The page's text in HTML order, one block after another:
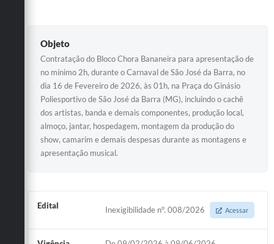
Objeto
Contratação do Bloco Chora Bananeira para apresentação de
no mínimo 2h, durante o Carnaval de São José da Barra, no
dia 16 de Fevereiro de 2026, às 01h, na Praça do Ginásio
Poliesportivo de São José da Barra (MG), incluindo o cachê
dos artistas, banda e demais componentes, produção local,
almoço, jantar, hospedagem, montagem da produção do
show, camarim e demais despesas durante as montagens e
apresentação musical.
Edital Inexigibilidade n°. 008/2026 Acessar